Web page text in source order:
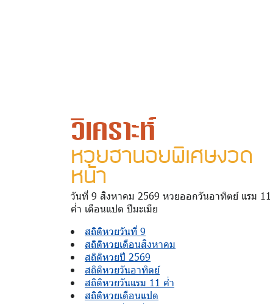
วิเคราะห์
หวยฮานอยพิเศษงวด
หน้า
วันที่ 9 สิงหาคม 2569 หวยออกวันอาทิตย์ แรม 11
ค่ำ เดือนแปด ปีมะเมีย
สถิติหวยวันที่ 9
สถิติหวยเดือนสิงหาคม
สถิติหวยปี 2569
สถิติหวยวันอาทิตย์
สถิติหวยวันแรม 11 ค่ำ
สถิติหวยเดือนแปด